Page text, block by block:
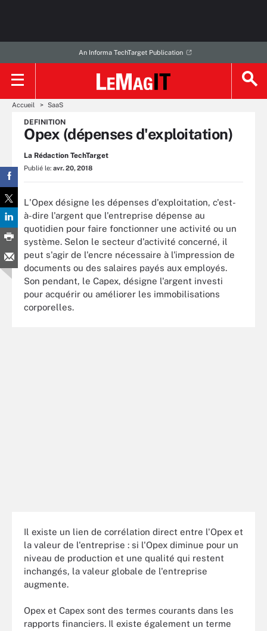
An Informa TechTarget Publication
Accueil SaaS
DEFINITION
Opex (dépenses d'exploitation)
La Rédaction TechTarget
Publié le: avr. 20, 2018
L'Opex désigne les dépenses d'exploitation, c'est-
à-dire l'argent que l'entreprise dépense au
quotidien pour faire fonctionner une activité ou un
système. Selon le secteur d'activité concerné, il
peut s'agir de l'encre nécessaire à l'impression de
documents ou des salaires payés aux employés.
Son pendant, le Capex, désigne l'argent investi
pour acquérir ou améliorer les immobilisations
corporelles.
Il existe un lien de corrélation direct entre l'Opex et
la valeur de l'entreprise : si l'Opex diminue pour un
niveau de production et une qualité qui restent
inchangés, la valeur globale de l'entreprise
augmente.
Opex et Capex sont des termes courants dans les
rapports financiers. Il existe également un terme